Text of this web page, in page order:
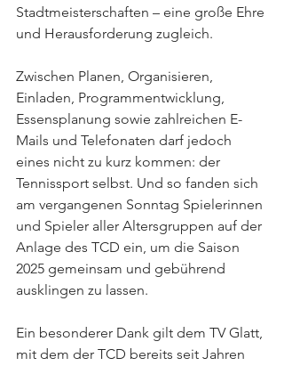
Stadtmeisterschaften – eine große Ehre
und Herausforderung zugleich.
Zwischen Planen, Organisieren,
Einladen, Programmentwicklung,
Essensplanung sowie zahlreichen E-
Mails und Telefonaten darf jedoch
eines nicht zu kurz kommen: der
Tennissport selbst. Und so fanden sich
am vergangenen Sonntag Spielerinnen
und Spieler aller Altersgruppen auf der
Anlage des TCD ein, um die Saison
2025 gemeinsam und gebührend
ausklingen zu lassen.
Ein besonderer Dank gilt dem TV Glatt,
mit dem der TCD bereits seit Jahren